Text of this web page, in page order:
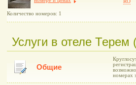
Количество номеров: 1
Услуги в отеле Терем
Общие
номерах